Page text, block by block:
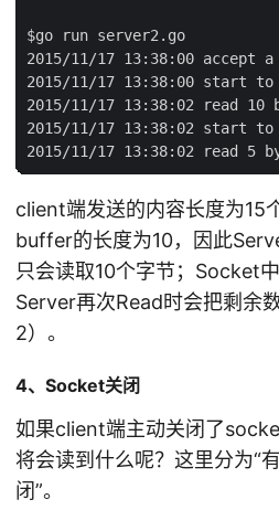
$go run server2.go
2015/11/17 13:38:00 accept a
2015/11/17 13:38:00 start to
2015/11/17 13:38:02 read
2015/11/17 13:38:02 start to
client端发送的内容长度为15
buffer的长度为10，因此
只会读取10个字节；Socket
Server再次Read时会把剩余
2）。
4、Socket关闭
如果client端主动关闭了
将会读到什么呢？这里分为“
闭”。